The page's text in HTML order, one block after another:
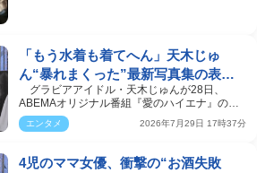
「もう水着も着てへん」天木じゅ
ん“暴れまくった”最新写真集の表紙
にビックリ
グラビアアイドル・天木じゅんが28日、
ABEMAオリジナル番組『愛のハイエナ』の最
新シリーズ『愛のハイエ…
エンタメ 2026年7月29日 17時37分
4児のママ女優、衝撃の“お酒失敗